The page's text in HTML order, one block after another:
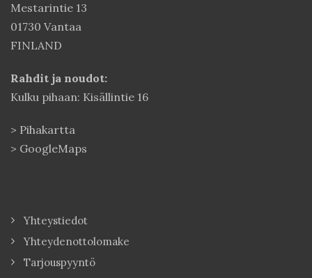
Mestarintie 13
01730 Vantaa
FINLAND
Rahdit ja noudot:
Kulku pihaan: Kisällintie 16
> Pihakartta
> GoogleMaps
Yhteystiedot
Yhteydenottolomake
Tarjouspyyntö